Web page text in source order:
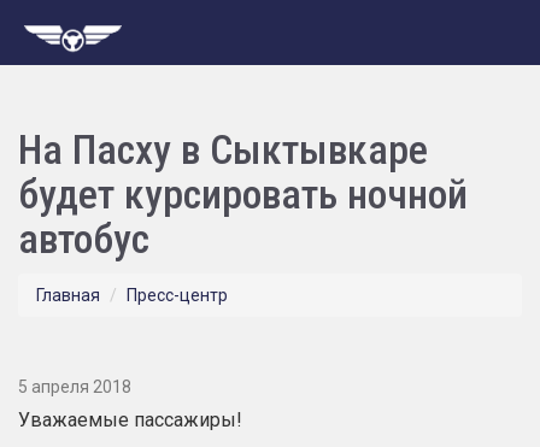
На Пасху в Сыктывкаре
будет курсировать ночной
автобус
Главная Пресс-центр
5 апреля 2018
Уважаемые пассажиры!